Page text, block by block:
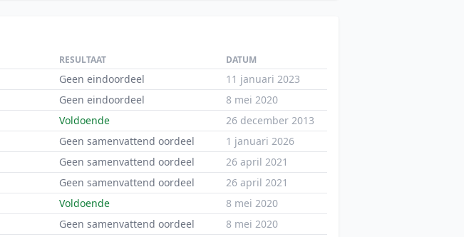
RESULTAAT DATUM
Geen eindoordeel
11 januari 2023
Geen eindoordeel
8 mei 2020
Voldoende
26 december 2013
Geen samenvattend oordeel
1 januari 2026
Geen samenvattend oordeel
26 april 2021
Geen samenvattend oordeel
26 april 2021
Voldoende
8 mei 2020
Geen samenvattend oordeel
8 mei 2020